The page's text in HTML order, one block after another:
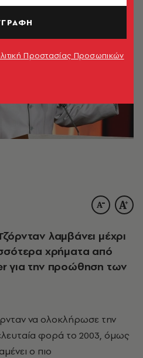
λαμβάνει μέχρι
χρήματα από
για την προώθηση των
να ολοκλήρωσε την
φορά το 2003, όμως
ο πιο
Προστασίας Προσωπικών